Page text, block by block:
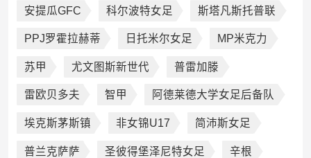
安提瓜GFC 科尔波特女足 斯塔凡斯托普联
PPJ罗霍拉赫蒂 日托米尔女足 MP米克力
苏甲 尤文图斯新世代 普雷加滕
雷欧贝多夫 智甲 阿德莱德大学女足后备队
埃克斯茅斯镇 非女锦U17 简沛斯女足
普兰克萨萨 圣彼得堡泽尼特女足 辛根